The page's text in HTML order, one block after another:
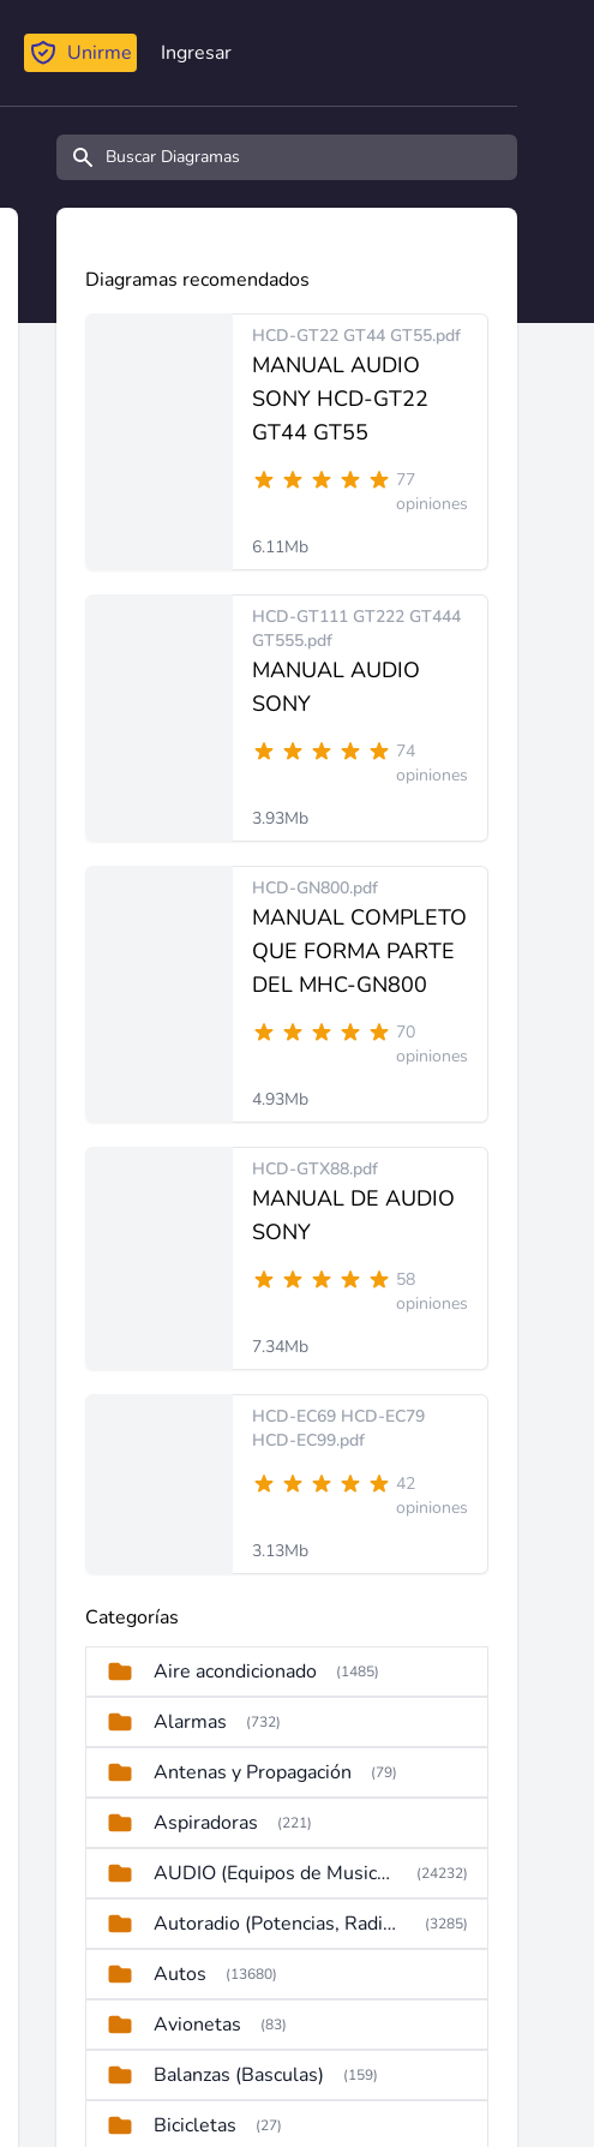
Unirme Ingresar
Buscar diagramas y manuales
Diagramas recomendados
HCD-GT22 GT44 GT55.pdf
MANUAL AUDIO
SONY HCD-GT22
GT44 GT55
77
opiniones
6.11Mb
HCD-GT111 GT222 GT444
GT555.pdf
MANUAL AUDIO
SONY
74
opiniones
3.93Mb
HCD-GN800.pdf
MANUAL COMPLETO
QUE FORMA PARTE
DEL MHC-GN800
70
opiniones
4.93Mb
HCD-GTX88.pdf
MANUAL DE AUDIO
SONY
58
opiniones
7.34Mb
HCD-EC69 HCD-EC79
HCD-EC99.pdf
42
opiniones
3.13Mb
Categorías
Aire acondicionado (1485)
Alarmas (732)
Antenas y Propagación (79)
Aspiradoras (221)
AUDIO (Equipos de Musica, Amplificadores, Reproductores, Etc) (24232)
Autoradio (Potencias, Radios y DVD) (3285)
Autos (13680)
Avionetas (83)
Balanzas (Basculas) (159)
Bicicletas (27)